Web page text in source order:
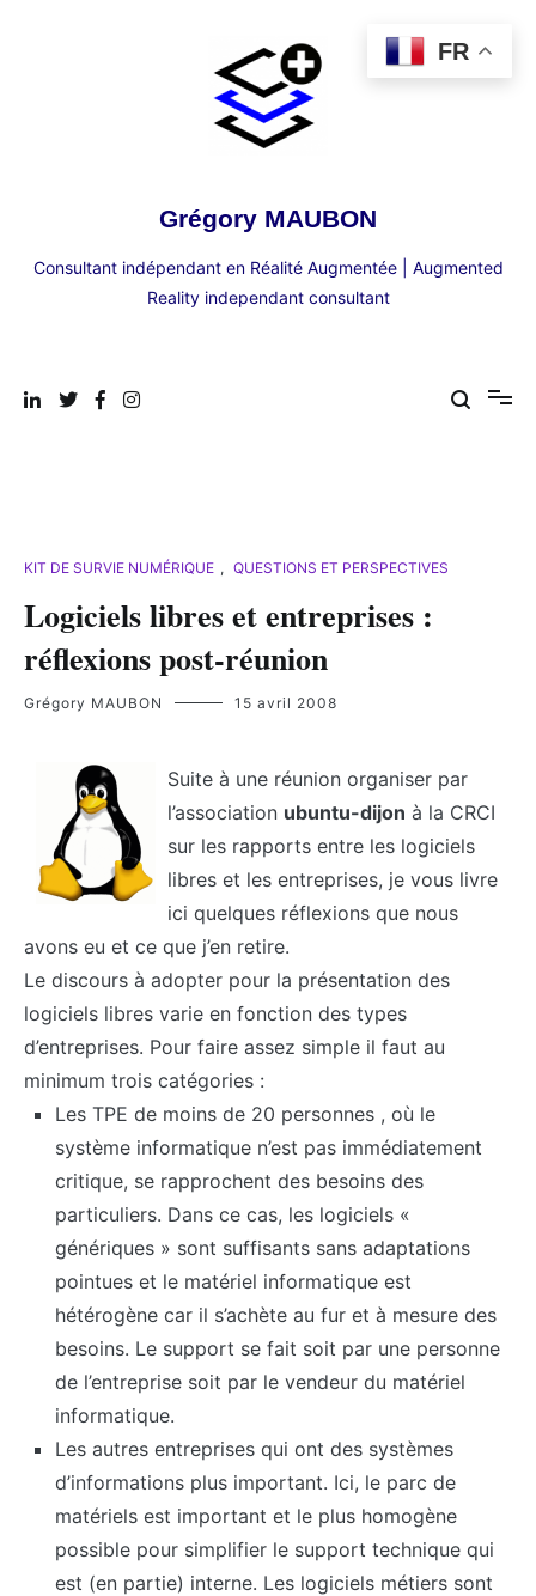
Grégory MAUBON
Consultant indépendant en Réalité Augmentée | Augmented
Reality independant consultant
KIT DE SURVIE NUMÉRIQUE , QUESTIONS ET PERSPECTIVES
Logiciels libres et entreprises :
réflexions post-réunion
Grégory MAUBON 15 avril 2008
Suite à une réunion organiser par
l’association ubuntu-dijon à la CRCI
sur les rapports entre les logiciels
libres et les entreprises, je vous livre
ici quelques réflexions que nous
avons eu et ce que j’en retire.
Le discours à adopter pour la présentation des
logiciels libres varie en fonction des types
d’entreprises. Pour faire assez simple il faut au
minimum trois catégories :
Les TPE de moins de 20 personnes , où le
système informatique n’est pas immédiatement
critique, se rapprochent des besoins des
particuliers. Dans ce cas, les logiciels «
génériques » sont suffisants sans adaptations
pointues et le matériel informatique est
hétérogène car il s’achète au fur et à mesure des
besoins. Le support se fait soit par une personne
de l’entreprise soit par le vendeur du matériel
informatique.
Les autres entreprises qui ont des systèmes
d’informations plus important. Ici, le parc de
matériels est important et le plus homogène
possible pour simplifier le support technique qui
est (en partie) interne. Les logiciels métiers sont
FR